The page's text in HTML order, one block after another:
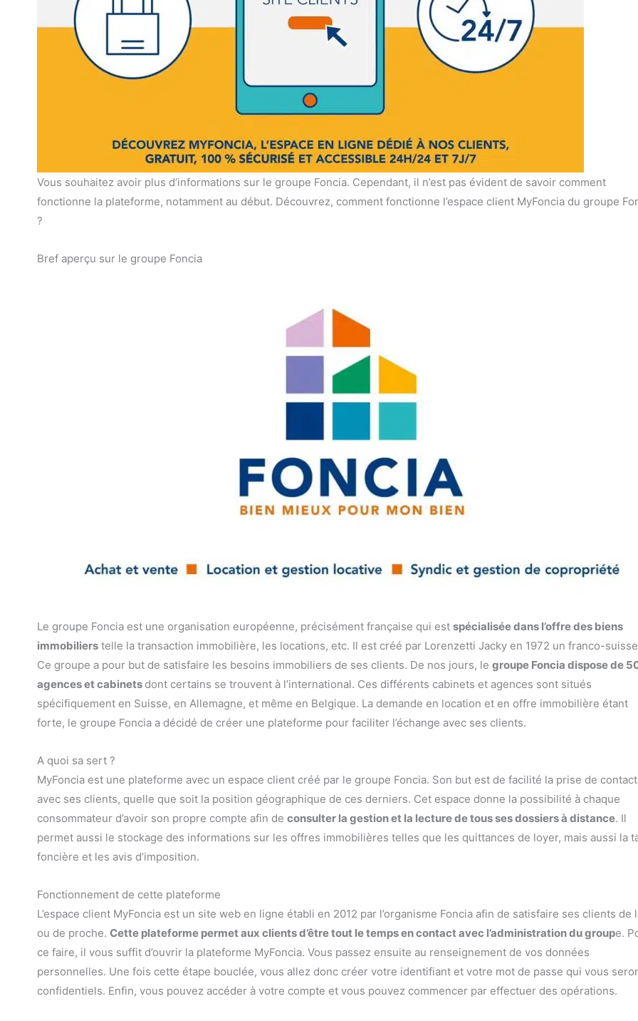
Vous souhaitez avoir plus d’informations sur le groupe Foncia. Cependant, il n’est pas évident de savoir comment
fonctionne la plateforme, notamment au début. Découvrez, comment fonctionne l’espace client MyFoncia du groupe
?
Bref aperçu sur le groupe Foncia
Le groupe Foncia est une organisation européenne, précisément française qui est spécialisée dans l’offre des biens
immobiliers telle la transaction immobilière, les locations, etc. Il est créé par Lorenzetti Jacky en 1972 un franco-
Ce groupe a pour but de satisfaire les besoins immobiliers de ses clients. De nos jours, le groupe Foncia dispose de
agences et cabinets dont certains se trouvent à l’international. Ces différents cabinets et agences sont situés
spécifiquement en Suisse, en Allemagne, et même en Belgique. La demande en location et en offre immobilière étant
forte, le groupe Foncia a décidé de créer une plateforme pour faciliter l’échange avec ses clients.
A quoi sa sert ?
MyFoncia est une plateforme avec un espace client créé par le groupe Foncia. Son but est de facilité la prise de contact
avec ses clients, quelle que soit la position géographique de ces derniers. Cet espace donne la possibilité à chaque
consommateur d’avoir son propre compte afin de consulter la gestion et la lecture de tous ses dossiers à distance. Il
permet aussi le stockage des informations sur les offres immobilières telles que les quittances de loyer, mais aussi la
foncière et les avis d’imposition.
Fonctionnement de cette plateforme
L’espace client MyFoncia est un site web en ligne établi en 2012 par l’organisme Foncia afin de satisfaire ses clients de
ou de proche. Cette plateforme permet aux clients d’être tout le temps en contact avec l’administration du groupe.
ce faire, il vous suffit d’ouvrir la plateforme MyFoncia. Vous passez ensuite au renseignement de vos données
personnelles. Une fois cette étape bouclée, vous allez donc créer votre identifiant et votre mot de passe qui vous
confidentiels. Enfin, vous pouvez accéder à votre compte et vous pouvez commencer par effectuer des opérations.